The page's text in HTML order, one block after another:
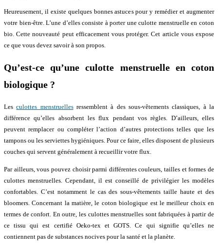
Heureusement, il existe quelques bonnes astuces pour y remédier et augmenter
votre bien-être. L’une d’elles consiste à porter une culotte menstruelle en coton
bio. Cette nouveauté peut efficacement vous protéger. Cet article vous expose
ce que vous devez savoir à son propos.
Qu’est-ce qu’une culotte menstruelle en coton
biologique ?
Lesculottes menstruellesressemblent à des sous-vêtements classiques, à la
différence qu’elles absorbent les flux pendant vos règles. D’ailleurs, elles
peuvent remplacer ou compléter l’action d’autres protections telles que les
tampons ou les serviettes hygiéniques. Pour ce faire, elles disposent de plusieurs
couches qui servent généralement à recueillir votre flux.
Par ailleurs, vous pouvez choisir parmi différentes couleurs, tailles et formes de
culottes menstruelles. Cependant, il est conseillé de privilégier les modèles
confortables. C’est notamment le cas des sous-vêtements taille haute et des
bloomers. Concernant la matière, le coton biologique est le meilleur choix en
termes de confort. En outre, les culottes menstruelles sont fabriquées à partir de
ce tissu qui est certifié Oeko-tex et GOTS. Ce qui signifie qu’elles ne
contiennent pas de substances nocives pour la santé et la planète.